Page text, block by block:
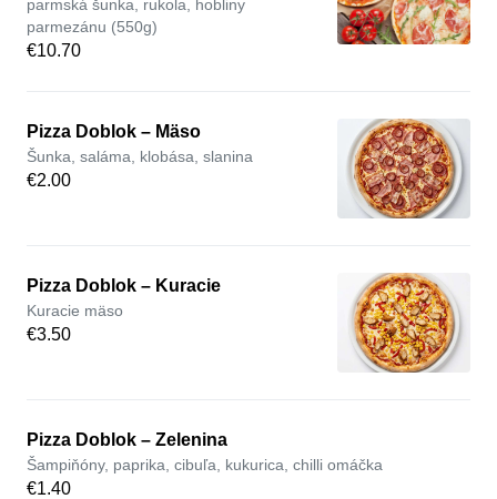
parmská šunka, rukola, hobliny
parmezánu (550g)
€10.70
Pizza Doblok – Mäso
Šunka, saláma, klobása, slanina
€2.00
Pizza Doblok – Kuracie
Kuracie mäso
€3.50
Pizza Doblok – Zelenina
Šampiňóny, paprika, cibuľa, kukurica, chilli omáčka
€1.40